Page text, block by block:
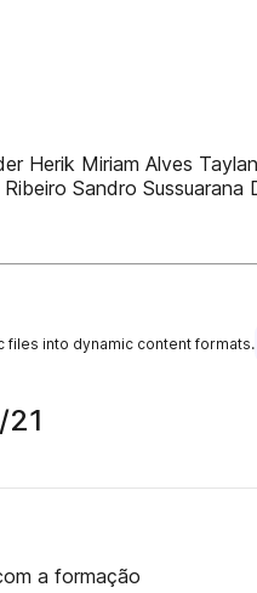
Herik Miriam Alves
Sandro
files into dynamic content formats.
a formação